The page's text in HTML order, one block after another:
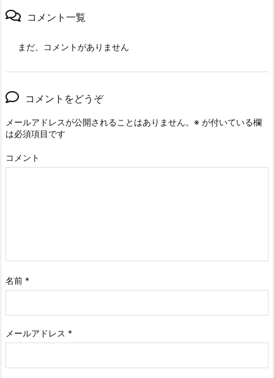
コメント一覧
まだ、コメントがありません
コメントをどうぞ
メールアドレスが公開されることはありません。 ※ が付いている欄
は必須項目です
コメント
名前 *
メールアドレス *